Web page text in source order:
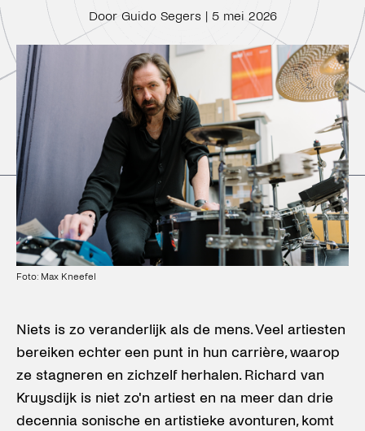
Door Guido Segers | 5 mei 2026
Foto: Max Kneefel
Niets is zo veranderlijk als de mens. Veel artiesten
bereiken echter een punt in hun carrière, waarop
ze stagneren en zichzelf herhalen. Richard van
Kruysdijk is niet zo'n artiest en na meer dan drie
decennia sonische en artistieke avonturen, komt